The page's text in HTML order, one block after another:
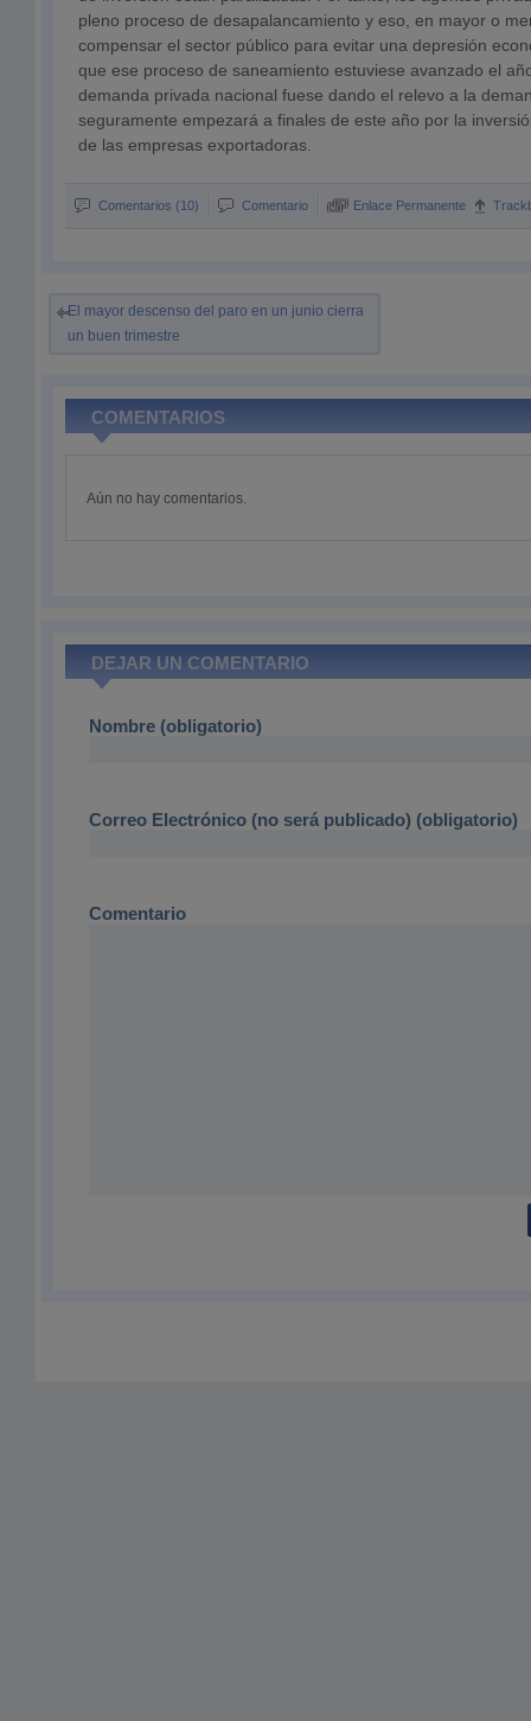
pleno proceso de desapalancamiento y eso, en mayor o
compensar el sector público para evitar una depresión
que ese proceso de saneamiento estuviese avanzado el
demanda privada nacional fuese dando el relevo a la
seguramente empezará a finales de este año por la
de las empresas exportadoras.
Comentarios (10) Comentario Enlace Permanente
El mayor descenso del paro en un junio cierra
un buen trimestre
COMENTARIOS
Aún no hay comentarios.
DEJAR UN COMENTARIO
Nombre (obligatorio)
Correo Electrónico (no será publicado) (obligatorio)
Comentario